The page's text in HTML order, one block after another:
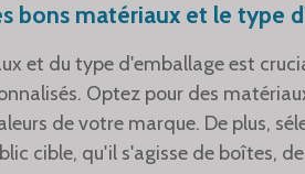
bons matériaux et le type
et du type d'emballage est
Optez pour des
de votre marque. De plus,
cible, qu'il s'agisse de boîtes,